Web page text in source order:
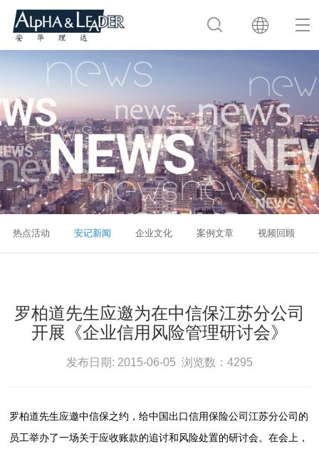
热点活动 安记新闻 企业文化 案例文章 视频回顾
罗柏道先生应邀为在中信保江苏分公司
开展《企业信用风险管理研讨会》
发布日期: 2015-06-05 浏览数：4295
罗柏道先生应邀中信保之约，给中国出口信用保险公司江苏分公司的
员工举办了一场关于应收账款的追讨和风险处置的研讨会。在会上，